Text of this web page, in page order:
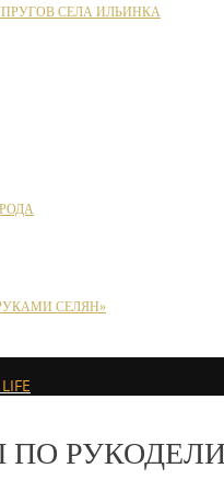
СЕЛА ИЛЬИНКА
СЕЛЯН»
ПО